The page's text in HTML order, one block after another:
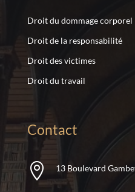
Droit du dommage corporel
Droit de la responsabilité
Droit des victimes
Droit du travail
Contact
 13 Boulevard